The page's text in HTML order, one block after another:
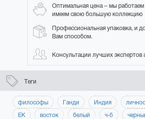
Оптимальная цена – мы
имеем свою большую коллекцию
Профессиональная упаковка, и
Вам способом.
Консультации лучших экспертов
Теги
философы Ганди Индия
ЕК
восток белый ч-б